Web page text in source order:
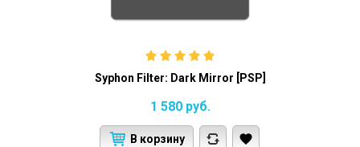
Syphon Filter: Dark Mirror [PSP]
1 580 руб.
В корзину